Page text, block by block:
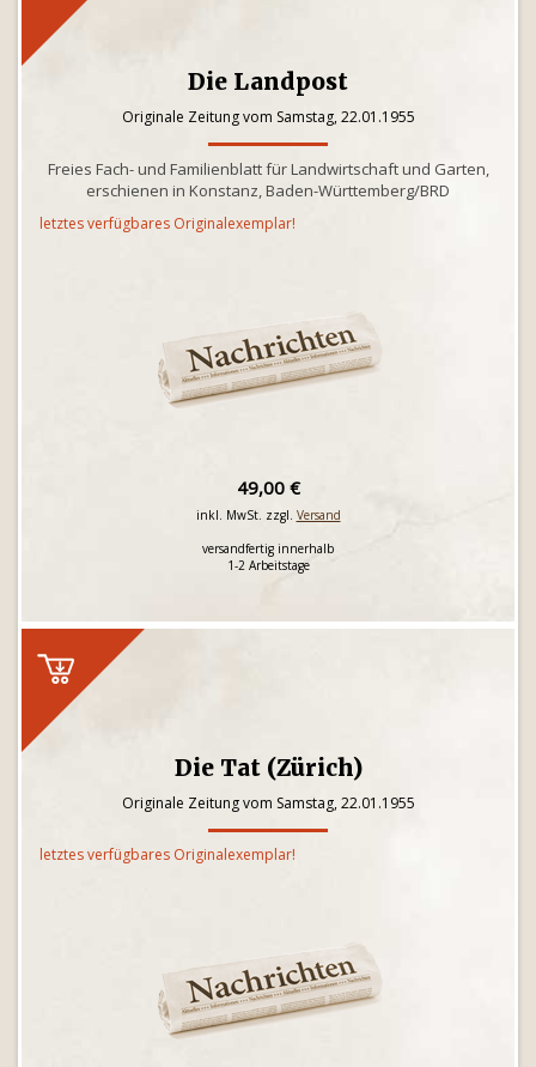
Die Landpost
Originale Zeitung vom Samstag, 22.01.1955
Freies Fach- und Familienblatt für Landwirtschaft und Garten,
erschienen in Konstanz, Baden-Württemberg/BRD
letztes verfügbares Originalexemplar!
49,00 €
inkl. MwSt. zzgl. Versand
versandfertig innerhalb
1-2 Arbeitstage
Die Tat (Zürich)
Originale Zeitung vom Samstag, 22.01.1955
letztes verfügbares Originalexemplar!